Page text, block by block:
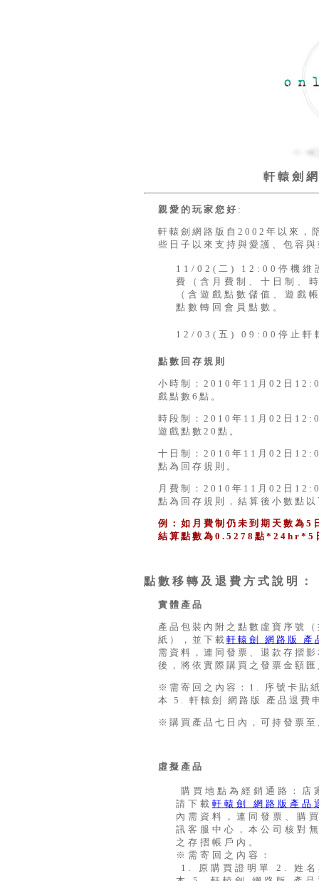
軒轅劍
親愛的玩家您好 :
軒轅劍網路版自2002年以來，
些日子以來支持與愛護、包容
11/02(二) 12:00停機維
費（含月費制、十日制、
（含遊戲點數儲值、遊戲
點數轉回會員點數。
12/03(五) 09:00停止軒
點數回存規則
小時制：2010年11月02日
戲點數6點。
時段制：2010年11月02日
遊戲點數20點。
十日制：2010年11月02日
點為回存規則。
月費制：2010年11月02日
點為回存規則，結算後小數點
例：如月費制仍未到期天數為5
結算點數為0.5278點*24hr*5
點數移轉及退費方式說明：
實體產品
產品包裝內附之點數虛寶序號
紙），並下載 軒轅劍 網路版 產
需資料，連同發票、退款存摺
後，將依實際購買之發票金額
※需寄回之內容：1. 序號卡貼
本 5. 軒轅劍 網路版 產品退費
※購買產品七日內，可持發票
虛擬產品
購買地點為經銷通路：
請下載 軒轅劍 網路版產品
內需資料，連同發票、購
訊客服中心，本公司核對
之存摺帳戶內。
※需寄回之內容：
1. 原購買證明單 2. 姓